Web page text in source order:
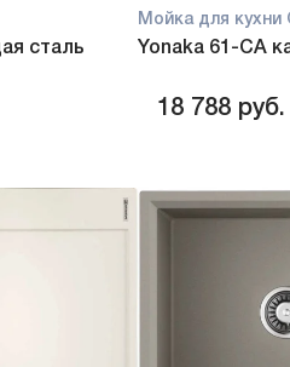
сталь
Мойка для кухни
Yonaka 61-CA
18 788 руб.